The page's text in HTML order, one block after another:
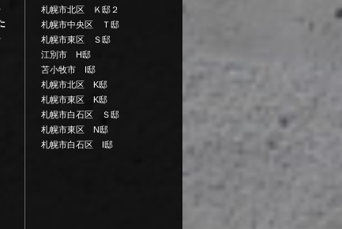
札幌市北区 Ｋ邸２
札幌市中央区 Ｔ邸
札幌市東区 Ｓ邸
江別市 H邸
苫小牧市 I邸
札幌市北区 K邸
札幌市東区 K邸
札幌市白石区 Ｓ邸
札幌市東区 N邸
札幌市白石区 I邸